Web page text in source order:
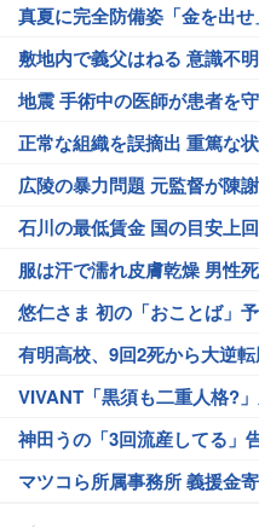
真夏に完全防備姿「金を出せ
敷地内で義父はねる 意識不明
地震 手術中の医師が患者を
正常な組織を誤摘出 重篤な
広陵の暴力問題 元監督が陳謝
石川の最低賃金 国の目安上
服は汗で濡れ皮膚乾燥 男性
悠仁さま 初の「おことば」
有明高校、9回2死から大逆
VIVANT「黒須も二重人格?
神田うの「3回流産してる」
マツコら所属事務所 義援金